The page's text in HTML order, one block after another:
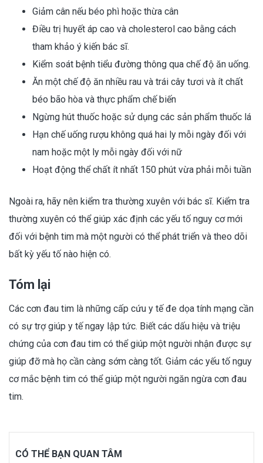
Giảm cân nếu béo phì hoặc thừa cân
Điều trị huyết áp cao và cholesterol cao bằng cách
tham khảo ý kiến bác sĩ.
Kiểm soát bệnh tiểu đường thông qua chế độ ăn uống.
Ăn một chế độ ăn nhiều rau và trái cây tươi và ít chất
béo bão hòa và thực phẩm chế biến
Ngừng hút thuốc hoặc sử dụng các sản phẩm thuốc lá
Hạn chế uống rượu không quá hai ly mỗi ngày đối với
nam hoặc một ly mỗi ngày đối với nữ
Hoạt động thể chất ít nhất 150 phút vừa phải mỗi tuần
Ngoài ra, hãy nên kiểm tra thường xuyên với bác sĩ. Kiểm tra
thường xuyên có thể giúp xác định các yếu tố nguy cơ mới
đối với bệnh tim mà một người có thể phát triển và theo dõi
bất kỳ yếu tố nào hiện có.
Tóm lại
Các cơn đau tim là những cấp cứu y tế đe dọa tính mạng cần
có sự trợ giúp y tế ngay lập tức. Biết các dấu hiệu và triệu
chứng của cơn đau tim có thể giúp một người nhận được sự
giúp đỡ mà họ cần càng sớm càng tốt. Giảm các yếu tố nguy
cơ mắc bệnh tim có thể giúp một người ngăn ngừa cơn đau
tim.
CÓ THỂ BẠN QUAN TÂM